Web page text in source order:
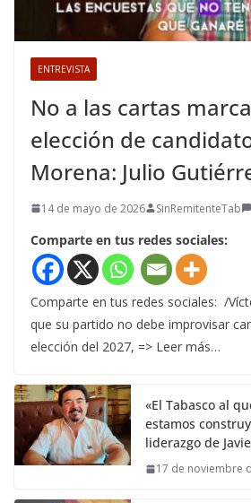
ENTREVISTA
No a las cartas
elección de
Morena: Julio
14 de mayo de 2026 SinRemitenteTab
Comparte en tus redes sociales:
Comparte en tus redes sociales: /
que su partido no debe improvisar
elección del 2027, => Leer más…
«El Tabasco al
estamos
liderazgo de
17 de noviembre